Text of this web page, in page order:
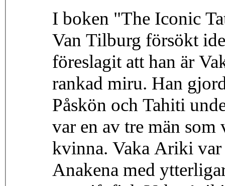
I boken "The Iconic
Van Tilburg försökt
föreslagit att han är
rankad miru. Han
Påskön och Tahiti
var en av tre män
kvinna. Vaka Ariki var
Anakena med